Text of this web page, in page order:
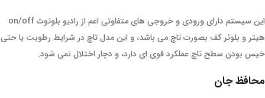
این سیستم دارای ورودی و خروجی های متفاوتی اعم از رادیو بلوتوث on/off
هیتر و بلوئر کف بصورت تاچ می باشد، و این مدل تاچ در شرایط رطوبت یا حتی
خیس بودن سطح تاچ عملکرد قوی ای دارد، و دچار اختلال نمی شود.
محافظ جان